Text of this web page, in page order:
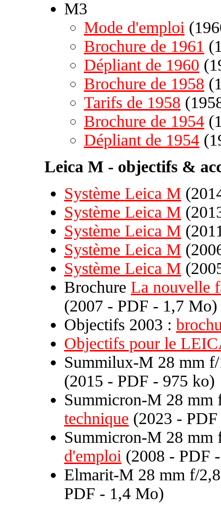
M3
Mode d'emploi
Brochure de 1961
Dépliant de 1960
Brochure de 1958
Tarifs de 1958
Brochure de 1954
Dépliant de 1954
Leica M - objectifs &
Système Leica M
Système Leica M
Système Leica M
Système Leica M
Système Leica M
Brochure La nouvelle
(2007 - PDF - 1,7 Mo)
Objectifs 2003 :
Objectifs pour le
Summilux-M 28 mm
(2015 - PDF - 975 ko)
Summicron-M 28
technique (2023 -
Summicron-M 28
d'emploi (2008 - PDF
Elmarit-M 28 mm f/
PDF - 1,4 Mo)